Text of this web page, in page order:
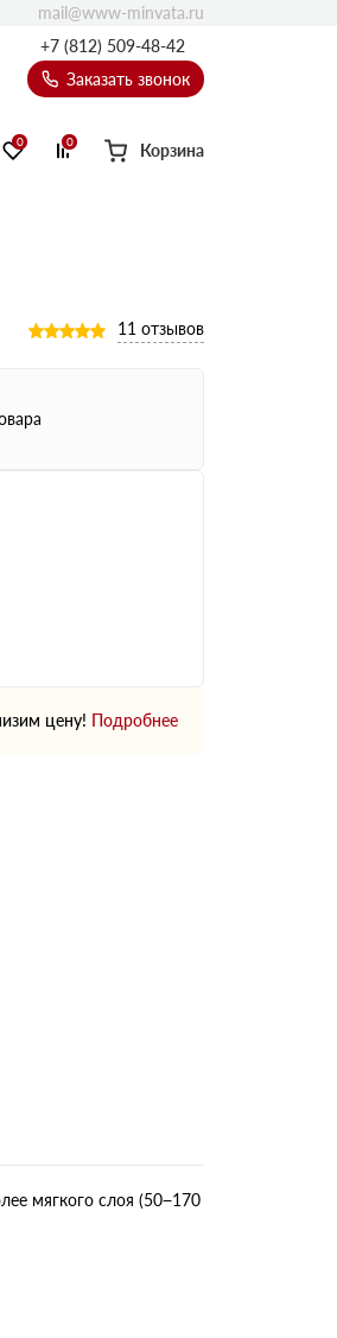
+7 (812) 509-48-42
Заказать звонок
0 0 Корзина
mail@www-minvata.ru
11 отзывов
цену! Подробнее
мягкого слоя (50−170